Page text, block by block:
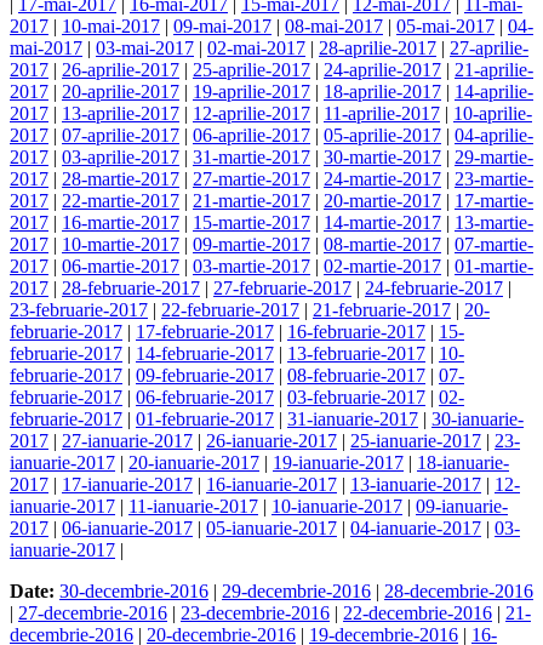
| 17-mai-2017 | 16-mai-2017 | 15-mai-2017 | 12-mai-2017 | 11-mai-
2017 | 10-mai-2017 | 09-mai-2017 | 08-mai-2017 | 05-mai-2017 | 04-
mai-2017 | 03-mai-2017 | 02-mai-2017 | 28-aprilie-2017 | 27-aprilie-
2017 | 26-aprilie-2017 | 25-aprilie-2017 | 24-aprilie-2017 | 21-aprilie-
2017 | 20-aprilie-2017 | 19-aprilie-2017 | 18-aprilie-2017 | 14-aprilie-
2017 | 13-aprilie-2017 | 12-aprilie-2017 | 11-aprilie-2017 | 10-aprilie-
2017 | 07-aprilie-2017 | 06-aprilie-2017 | 05-aprilie-2017 | 04-aprilie-
2017 | 03-aprilie-2017 | 31-martie-2017 | 30-martie-2017 | 29-martie-
2017 | 28-martie-2017 | 27-martie-2017 | 24-martie-2017 | 23-martie-
2017 | 22-martie-2017 | 21-martie-2017 | 20-martie-2017 | 17-martie-
2017 | 16-martie-2017 | 15-martie-2017 | 14-martie-2017 | 13-martie-
2017 | 10-martie-2017 | 09-martie-2017 | 08-martie-2017 | 07-martie-
2017 | 06-martie-2017 | 03-martie-2017 | 02-martie-2017 | 01-martie-
2017 | 28-februarie-2017 | 27-februarie-2017 | 24-februarie-2017 |
23-februarie-2017 | 22-februarie-2017 | 21-februarie-2017 | 20-
februarie-2017 | 17-februarie-2017 | 16-februarie-2017 | 15-
februarie-2017 | 14-februarie-2017 | 13-februarie-2017 | 10-
februarie-2017 | 09-februarie-2017 | 08-februarie-2017 | 07-
februarie-2017 | 06-februarie-2017 | 03-februarie-2017 | 02-
februarie-2017 | 01-februarie-2017 | 31-ianuarie-2017 | 30-ianuarie-
2017 | 27-ianuarie-2017 | 26-ianuarie-2017 | 25-ianuarie-2017 | 23-
ianuarie-2017 | 20-ianuarie-2017 | 19-ianuarie-2017 | 18-ianuarie-
2017 | 17-ianuarie-2017 | 16-ianuarie-2017 | 13-ianuarie-2017 | 12-
ianuarie-2017 | 11-ianuarie-2017 | 10-ianuarie-2017 | 09-ianuarie-
2017 | 06-ianuarie-2017 | 05-ianuarie-2017 | 04-ianuarie-2017 | 03-
ianuarie-2017 |
Date: 30-decembrie-2016 | 29-decembrie-2016 | 28-decembrie-2016
| 27-decembrie-2016 | 23-decembrie-2016 | 22-decembrie-2016 | 21-
decembrie-2016 | 20-decembrie-2016 | 19-decembrie-2016 | 16-